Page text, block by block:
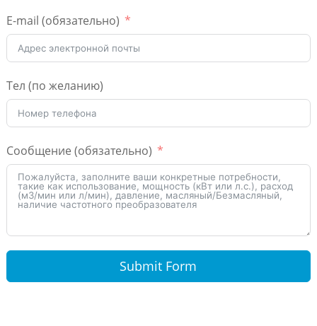
E-mail (обязательно)
Тел (по желанию)
Сообщение (обязательно)
Submit Form